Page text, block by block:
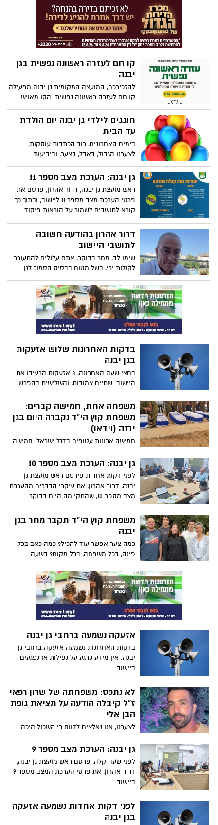
קו חם לעזרה ראשונה נפשית בגן
יבנה
להזכירכם, המועצה המקומית גן יבנה מפעילה
קו חם לעזרה ראשונה נפשית. הקו מאויש
24/7 ע"י עובדים סוצייאלים ופסיכולוגים
ומספרו: 0733814666
חוגגים לילדי גן יבנה יום הולדת
עד הבית
בימים האחרונים, רוב הכתבות עוסקות,
לצערנו הגדול, באבל, בצער, ובידיעות
יישוביות, בטחוניות, צבאיות ומדיניות. גם
למערכת קשה מאוד עם הדיווחים. ראינו
יבנה, שהחליט, בנוסף לכל היוזמות
המדהימות ביישוב, לעשות משהו טוב אישי
ומשמח לילדי גן יבנה, ואולי להעלות לכם לרגע
חיוך>>>
גן יבנה: הערכת מצב מספר 11
ראש מועצת גן יבנה, דרור אהרון, פרסם את
פרטי הערכת מצב מספר 11 ליישוב, ובתוך כך
קורא לתושבים לשמור על הוראות פיקוד
דרור אהרון בהודעה חשובה
לתושבי היישוב
שימו לב, מחר בבוקר, אתם עלולים להתעורר
לקולות ירי, בשל מטוח בבסיס הסמוך לגן
יבנה. המטווח יתקיים מחר יום רביעי (18.10)
בין השעות 06:00 ל 14:00
בדקות האחרונות שלוש אזעקות
בגן יבנה
בחצי שעה האחרונה, 3 אזעקות הרעידו את
היישוב. שתיים צמודות, והשלישית בהפרש
של דקות מספר. עפ"י הדיווחים, היו יירוטים,
אין נפילות ואין נפגעים
משפחה אחת, חמישה קברים:
משפחת קוץ הי"ד נקברה היום בגן
יבנה (וידאו)
חמישה ארונות עטופים בדגל ישראל. חמישה
קורבנות. חמישה קברים. משפחה אחת!!!
אלפים ליוו את בני משפחת קוץ הי"ד, בדרכם
האחרונה, למנוחת עולמים, אם בהנפת דגלים
בדרך בה עובר מסע הלוויה ואם בהגעתם
לבית העלמין, לחלוק כבוד אחרון, ולהתייחד
עוולה
גן יבנה: הערכת מצב מספר 10
לפני דקות אחדות פירסם ראש מועצת גן
יבנה, דרור אהרון, את עיקרי הדברים מהערכת
מצב מספר 10, שהתקיימה היום בבוקר
משפחת קוץ הי"ד תקבר מחר בגן
יבנה
כמה צער אפשר עוד להכיל? כמה כאב בכל
פינה, בכל משפחה, בכל מקום? בשעה
האחרונה, התבשרנו כי תושבי גן יבנה, פולט
ויהודה לוי, יקברו מחר את משפחת קוץ: בתם,
חתנם, ו 3 נכדיהם, שנרצחו בביתם בכפר עזה
אזעקה נשמעה ברחבי גן יבנה
בדקות האחרונות נשמעה אזעקה ברחבי גן
יבנה. אין מידע כרגע על נפילות או נפגעים
ביישוב
לא נתפס: משפחתה של שרון רפאי
ז"ל קיבלה הודעה על מציאת גופת
הבן אלי
לצערנו, אנו נאלצים לדווח כי השכול היכה
פעמיים בבית משפחת רפאי. בדקות
האחרונות, הובא לידיעתנו כי, משפחת רפאי
קיבלה בשורה מרה, זו הפעם השניה השבוע,
וגם אלי בנם כבר אינו בין החיים.
גן יבנה: הערכת מצב מספר 9
לפני שעה קלה, פרסם ראש מועצת גן יבנה,
דרור אהרון, את פרטי הערכת המצב מספר 9
ביישוב
לפני דקות אחדות נשמעה אזעקה
בגן יבנה